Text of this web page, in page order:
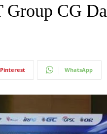
CG
Pinterest WhatsApp